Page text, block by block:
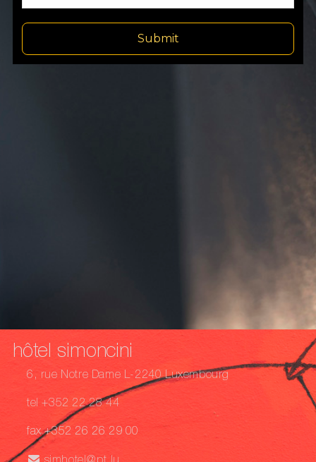
hôtel simoncini
6, rue Notre Dame L-2240 Luxembourg
tel +352 22 28 44
fax +352 26 26 29 00